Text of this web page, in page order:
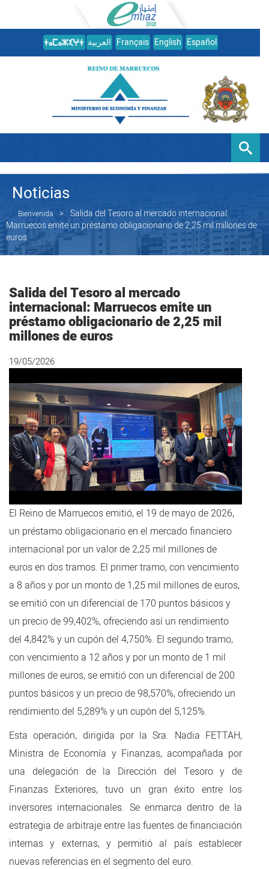
العربية Français English Español
Noticias
Bienvenida
Salida del Tesoro al mercado internacional:
Marruecos emite un préstamo obligacionario de 2,25 mil millones de
euros
Salida del Tesoro al mercado
internacional: Marruecos emite un
préstamo obligacionario de 2,25 mil
millones de euros
19/05/2026
El Reino de Marruecos emitió, el 19 de mayo de 2026,
un préstamo obligacionario en el mercado financiero
internacional por un valor de 2,25 mil millones de
euros en dos tramos. El primer tramo, con vencimiento
a 8 años y por un monto de 1,25 mil millones de euros,
se emitió con un diferencial de 170 puntos básicos y
un precio de 99,402%, ofreciendo así un rendimiento
del 4,842% y un cupón del 4,750%. El segundo tramo,
con vencimiento a 12 años y por un monto de 1 mil
millones de euros, se emitió con un diferencial de 200
puntos básicos y un precio de 98,570%, ofreciendo un
rendimiento del 5,289% y un cupón del 5,125%.
​Esta operación, dirigida por la Sra. Nadia FETTAH,
Ministra de Economía y Finanzas, acompañada por
una delegación de la Dirección del Tesoro y de
Finanzas Exteriores, tuvo un gran éxito entre los
inversores internacionales. Se enmarca dentro de la
estrategia de arbitraje entre las fuentes de financiación
internas y externas, y permitió al país establecer
nuevas referencias en el segmento del euro.